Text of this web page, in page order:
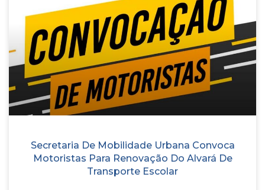
Secretaria De Mobilidade Urbana Convoca
Motoristas Para Renovação Do Alvará De
Transporte Escolar